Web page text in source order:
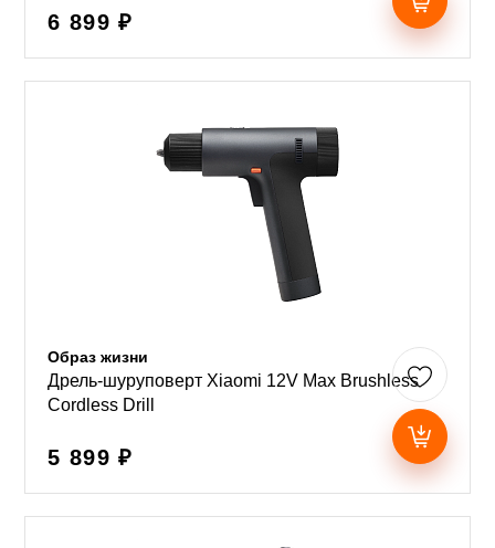
6 899 ₽
Образ жизни
Дрель-шуруповерт Xiaomi 12V Max Brushless
Cordless Drill
5 899 ₽